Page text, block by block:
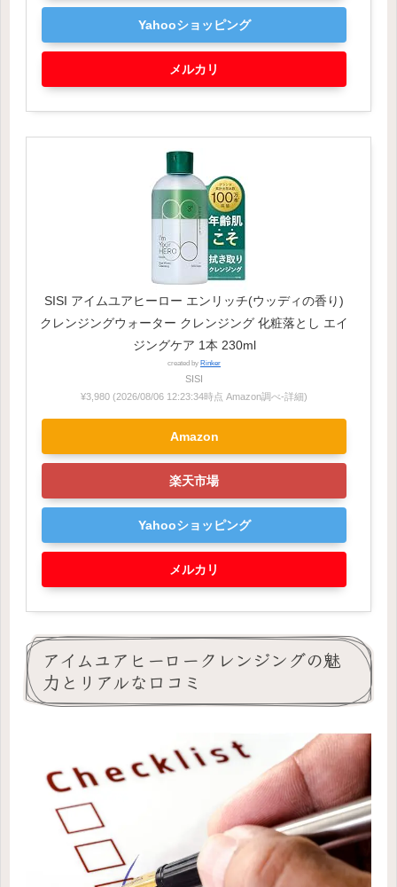
Yahooショッピング
メルカリ
SISI アイムユアヒーロー エンリッチ(ウッディの香り)
クレンジングウォーター クレンジング 化粧落とし エイ
ジングケア 1本 230ml
created by Rinker
SISI
¥3,980 (2026/08/06 12:23:34時点 Amazon調べ-詳細)
Amazon
楽天市場
Yahooショッピング
メルカリ
アイムユアヒーロークレンジングの魅
力とリアルな口コミ